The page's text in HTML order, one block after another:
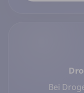
Bei